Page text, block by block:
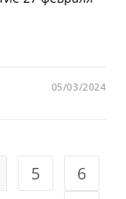
05/03/2024
5 6